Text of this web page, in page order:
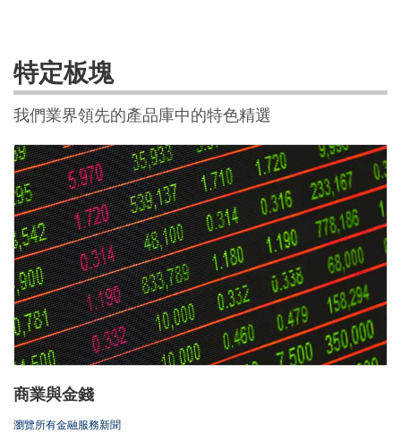
特定板塊
我們業界領先的產品庫中的特色精選
商業與金錢
瀏覽所有金融服務新聞